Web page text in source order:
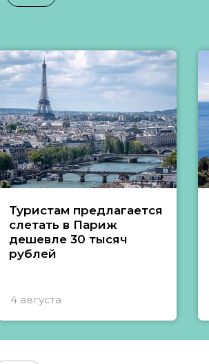
Туристам предлагается
слетать в Париж
дешевле 30 тысяч
рублей
4 августа